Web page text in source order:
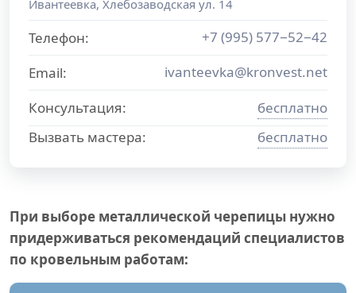
Ивантеевка, Хлебозаводская ул. 14
Телефон:
+7 (995) 577−52−42
Email:
ivanteevka@kronvest.net
Консультация:
бесплатно
Вызвать мастера:
бесплатно
При выборе металлической черепицы нужно
придерживаться рекомендаций специалистов
по кровельным работам: